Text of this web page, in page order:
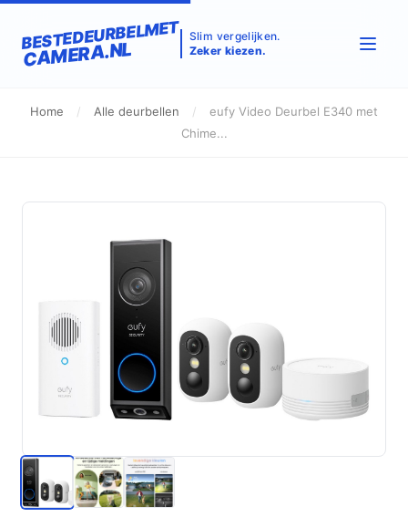
BESTEDEURBELMET
CAMERA.NL
Slim vergelijken.
Zeker kiezen.
Home / Alle deurbellen /
eufy Video Deurbel E340 met
Chime...